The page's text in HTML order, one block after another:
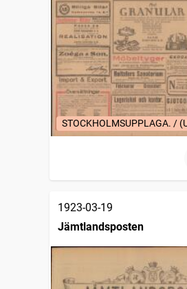
STOCKHOLMSUPPLAGA. /
1923-03-19
Jämtlandsposten